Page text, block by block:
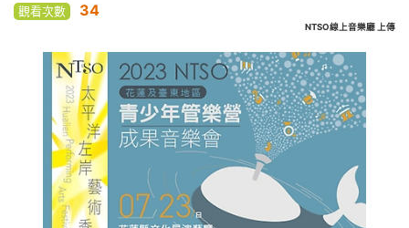
觀看次數 34
NTSO線上音樂廳 上傳